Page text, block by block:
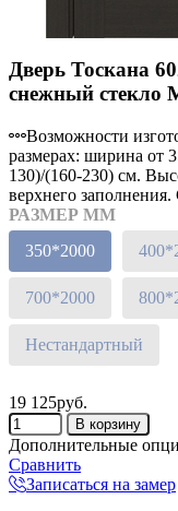
Дверь Тоскана
снежный стекло
Возможности
размерах: ширина от
130)/(160-230) см.
верхнего
РАЗМЕР ММ
350*2000
700*2000
Нестандартный
19 125руб.
Дополнительные
Сравнить
Записаться на замер